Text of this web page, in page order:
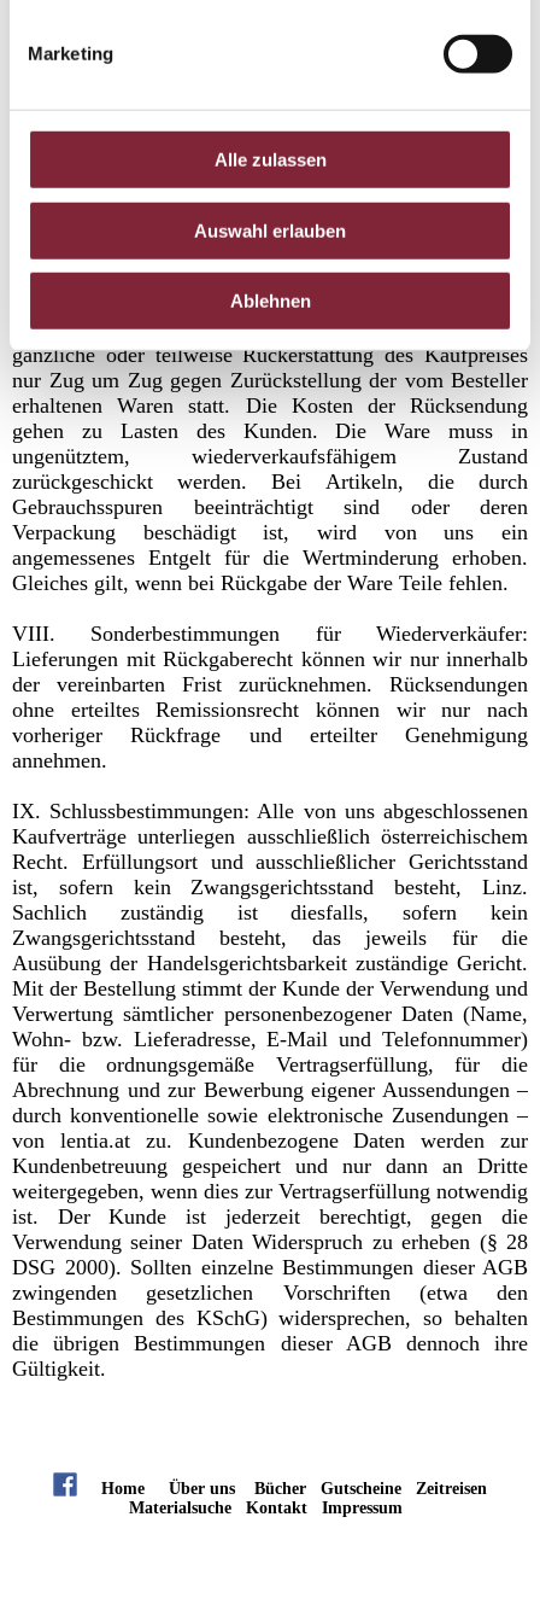
Marketing
Alle zulassen
Auswahl erlauben
Ablehnen
einer Frist von sieben Werktagen (ausschließlich Samstag)
zurückzutreten, sofern nicht eine der Ausnahmen vom
Verbraucherkunden aus Staaten der Europäischen Union
gewähren wir ein gesetzliches Rückgaberecht von 14
Es genügt, wenn die Rücktrittserklärung innerhalb der
Frist abgesendet wird. Die Rücktrittsfrist beginnt bei
Verträgen über die Lieferung von Waren mit dem Tag
ihres Eingangs beim Verbraucher, bei Verträgen über die
Erbringung von Dienstleistungen mit dem Tag des
Vertragsabschlusses. Im Falle des Rücktritts findet eine
gänzliche oder teilweise Rückerstattung des Kaufpreises
nur Zug um Zug gegen Zurückstellung der vom Besteller
erhaltenen Waren statt. Die Kosten der Rücksendung
gehen zu Lasten des Kunden. Die Ware muss in
ungenütztem, wiederverkaufsfähigem Zustand
zurückgeschickt werden. Bei Artikeln, die durch
Gebrauchsspuren beeinträchtigt sind oder deren
Verpackung beschädigt ist, wird von uns ein
angemessenes Entgelt für die Wertminderung erhoben.
Gleiches gilt, wenn bei Rückgabe der Ware Teile fehlen.
VIII. Sonderbestimmungen für Wiederverkäufer:
Lieferungen mit Rückgaberecht können wir nur innerhalb
der vereinbarten Frist zurücknehmen. Rücksendungen
ohne erteiltes Remissionsrecht können wir nur nach
vorheriger Rückfrage und erteilter Genehmigung
annehmen.
IX. Schlussbestimmungen: Alle von uns abgeschlossenen
Kaufverträge unterliegen ausschließlich österreichischem
Recht. Erfüllungsort und ausschließlicher Gerichtsstand
ist, sofern kein Zwangsgerichtsstand besteht, Linz.
Sachlich zuständig ist diesfalls, sofern kein
Zwangsgerichtsstand besteht, das jeweils für die
Ausübung der Handelsgerichtsbarkeit zuständige Gericht.
Mit der Bestellung stimmt der Kunde der Verwendung und
Verwertung sämtlicher personenbezogener Daten (Name,
Wohn- bzw. Lieferadresse, E-Mail und Telefonnummer)
für die ordnungsgemäße Vertragserfüllung, für die
Abrechnung und zur Bewerbung eigener Aussendungen –
durch konventionelle sowie elektronische Zusendungen –
von lentia.at zu. Kundenbezogene Daten werden zur
Kundenbetreuung gespeichert und nur dann an Dritte
weitergegeben, wenn dies zur Vertragserfüllung notwendig
ist. Der Kunde ist jederzeit berechtigt, gegen die
Verwendung seiner Daten Widerspruch zu erheben (§ 28
DSG 2000). Sollten einzelne Bestimmungen dieser AGB
zwingenden gesetzlichen Vorschriften (etwa den
Bestimmungen des KSchG) widersprechen, so behalten
die übrigen Bestimmungen dieser AGB dennoch ihre
Gültigkeit.
Home Über uns Bücher Gutscheine
Zeitreisen
Materialsuche
Kontakt Impressum